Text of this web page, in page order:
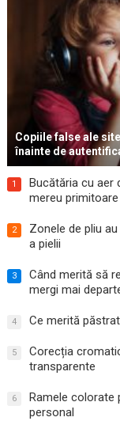
Copiile false ale
înainte de
1
Bucătăria cu aer
mereu primitoare
2
Zonele de pliu
a pielii
3
Când merită să
mergi mai
4 Ce merită
5
Corecția
transparente
6
Ramele colorate
personal